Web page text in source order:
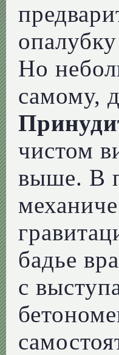
Но
самому,
чистом
выше. В
бадье
с